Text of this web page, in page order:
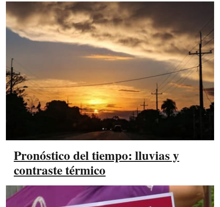
Pronóstico del tiempo: lluvias y
contraste térmico